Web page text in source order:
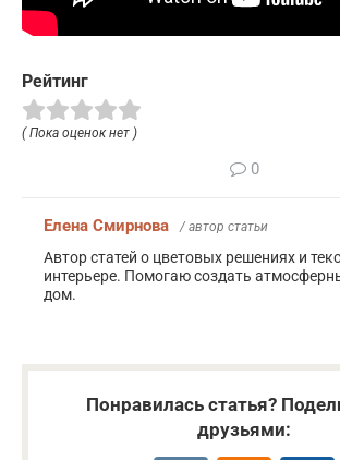
Рейтинг
( Пока оценок нет )
0
Елена Смирнова / автор статьи
Автор статей о цветовых решениях и
интерьере. Помогаю создать
дом.
Понравилась статья?
друзьями: